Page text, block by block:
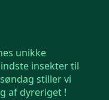
unikke
insekter til
stiller vi
af dyreriget !